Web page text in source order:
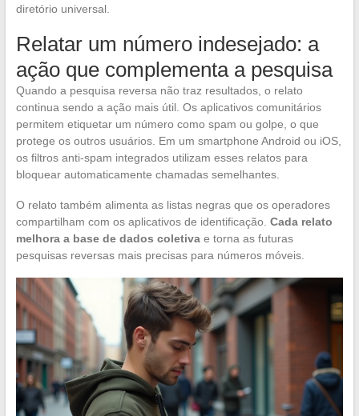
diretório universal.
Relatar um número indesejado: a
ação que complementa a pesquisa
Quando a pesquisa reversa não traz resultados, o relato
continua sendo a ação mais útil. Os aplicativos comunitários
permitem etiquetar um número como spam ou golpe, o que
protege os outros usuários. Em um smartphone Android ou iOS,
os filtros anti-spam integrados utilizam esses relatos para
bloquear automaticamente chamadas semelhantes.
O relato também alimenta as listas negras que os operadores
compartilham com os aplicativos de identificação. Cada relato
melhora a base de dados coletivae torna as futuras
pesquisas reversas mais precisas para números móveis.